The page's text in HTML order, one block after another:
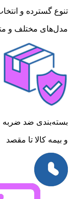
تنوع گسترده و
مدل‌های مختلف و
بسته‌بندی ضد ضربه
و بیمه کالا تا مقصد